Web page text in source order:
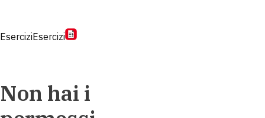
EserciziEsercizi
Non hai i